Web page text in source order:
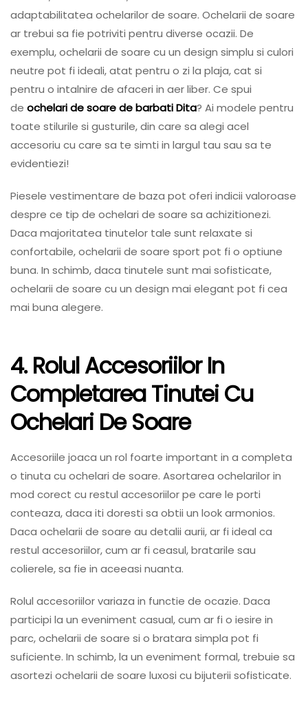
adaptabilitatea ochelarilor de soare. Ochelarii de soare
ar trebui sa fie potriviti pentru diverse ocazii. De
exemplu, ochelarii de soare cu un design simplu si culori
neutre pot fi ideali, atat pentru o zi la plaja, cat si
pentru o intalnire de afaceri in aer liber. Ce spui
de ochelari de soare de barbati Dita? Ai modele pentru
toate stilurile si gusturile, din care sa alegi acel
accesoriu cu care sa te simti in largul tau sau sa te
evidentiezi!
Piesele vestimentare de baza pot oferi indicii valoroase
despre ce tip de ochelari de soare sa achizitionezi.
Daca majoritatea tinutelor tale sunt relaxate si
confortabile, ochelarii de soare sport pot fi o optiune
buna. In schimb, daca tinutele sunt mai sofisticate,
ochelarii de soare cu un design mai elegant pot fi cea
mai buna alegere.
4. Rolul Accesoriilor In
Completarea Tinutei Cu
Ochelari De Soare
Accesoriile joaca un rol foarte important in a completa
o tinuta cu ochelari de soare. Asortarea ochelarilor in
mod corect cu restul accesoriilor pe care le porti
conteaza, daca iti doresti sa obtii un look armonios.
Daca ochelarii de soare au detalii aurii, ar fi ideal ca
restul accesoriilor, cum ar fi ceasul, bratarile sau
colierele, sa fie in aceeasi nuanta.
Rolul accesoriilor variaza in functie de ocazie. Daca
participi la un eveniment casual, cum ar fi o iesire in
parc, ochelarii de soare si o bratara simpla pot fi
suficiente. In schimb, la un eveniment formal, trebuie sa
asortezi ochelarii de soare luxosi cu bijuterii sofisticate.